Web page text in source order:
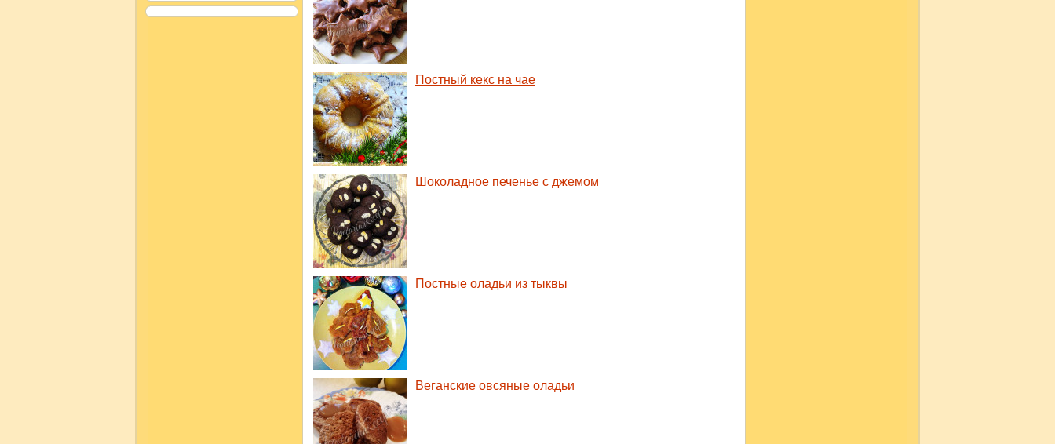
Постный кекс на чае
Шоколадное печенье с джемом
Постные оладьи из тыквы
Веганские овсяные оладьи